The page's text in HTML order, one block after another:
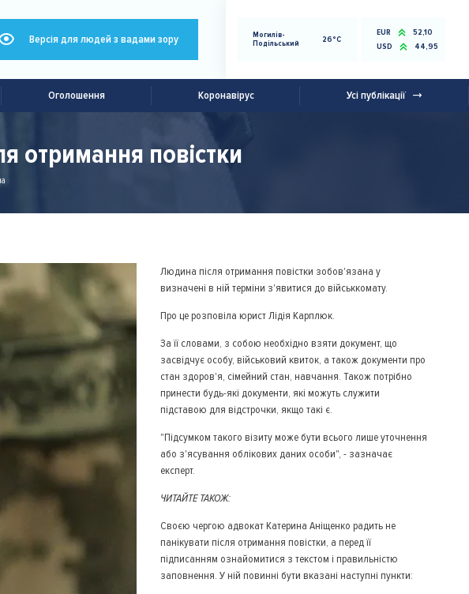
Версія для людей з вадами зору
Могилів-
Подільський
26°C
EUR
52,10
USD
44,95
Оголошення Коронавірус Усі публікації
отримання повістки
Людина після отримання повістки зобов'язана у
визначені в ній терміни з'явитися до військкомату.
Про це розповіла юрист Лідія Карплюк.
За її словами, з собою необхідно взяти документ, що
засвідчує особу, військовий квиток, а також документи про
стан здоров'я, сімейний стан, навчання. Також потрібно
принести будь-які документи, які можуть служити
підставою для відстрочки, якщо такі є.
"Підсумком такого візиту може бути всього лише уточнення
або з'ясування облікових даних особи", - зазначає
експерт.
ЧИТАЙТЕ ТАКОЖ:
Своєю чергою адвокат Катерина Аніщенко радить не
панікувати після отримання повістки, а перед її
підписанням ознайомитися з текстом і правильністю
заповнення. У ній повинні бути вказані наступні пункти: